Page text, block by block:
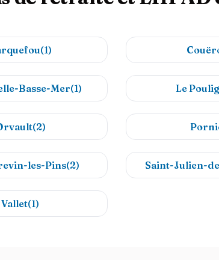
Basse-Mer(1) Le
les-Pins(2) Saint-Julien-
Vallet(1)